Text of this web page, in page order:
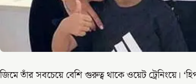
জিমে তাঁর সবচেয়ে বেশি গুরুত্ব থাকে ওয়েট ট্রেনিংয়ে।